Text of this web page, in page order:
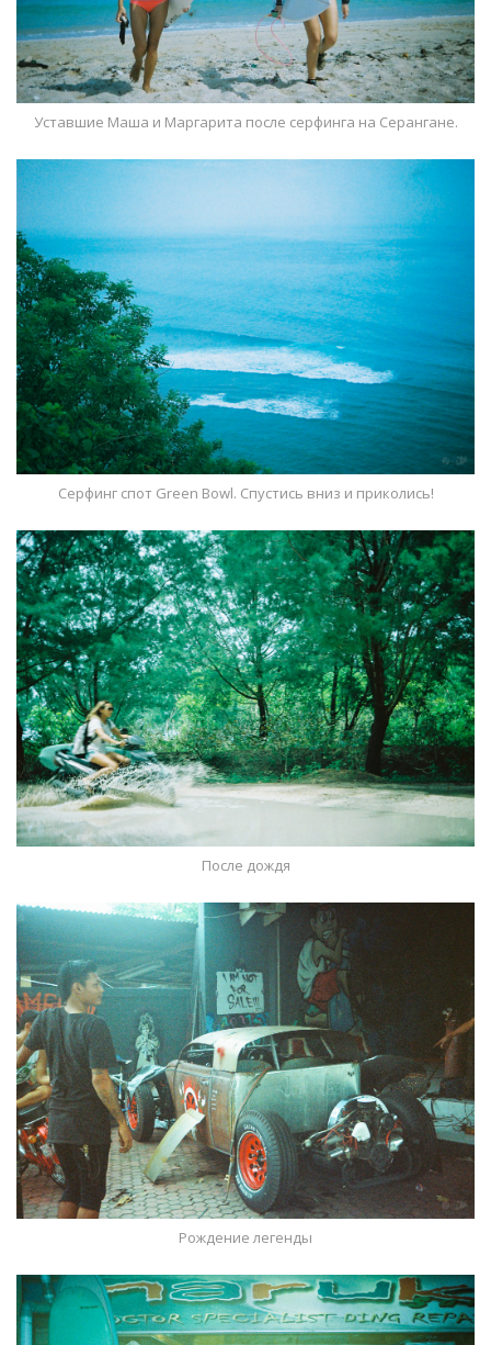
Уставшие Маша и Маргарита после серфинга на Серангане.
Серфинг спот Green Bowl. Спустись вниз и приколись!
После дождя
Рождение легенды